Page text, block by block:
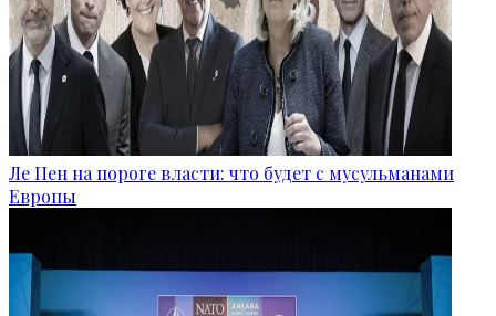
Ле Пен на пороге власти: что будет с мусульманами
Европы